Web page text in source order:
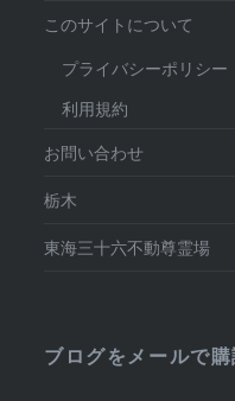
このサイトについて
プライバシーポリシー
利用規約
お問い合わせ
栃木
東海三十六不動尊霊場
ブログをメールで購